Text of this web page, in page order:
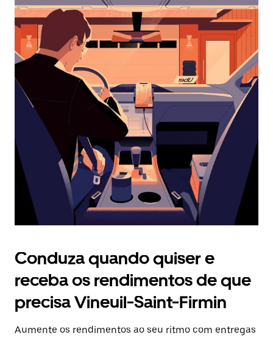
o
calendário
selecionar
uma
data.
Prima
o
botão
o
calendário.
Conduza quando quiser e
receba os rendimentos de que
precisa Vineuil-Saint-Firmin
Aumente os rendimentos ao seu ritmo com entregas